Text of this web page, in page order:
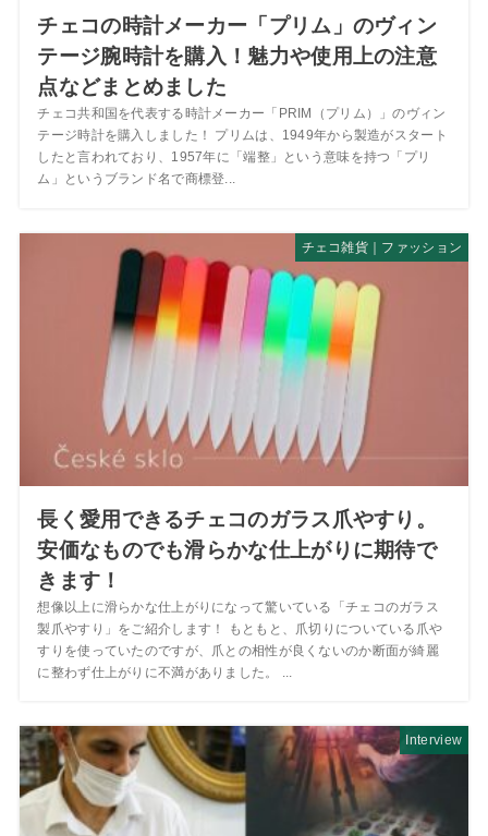
チェコの時計メーカー「プリム」のヴィン
テージ腕時計を購入！魅力や使用上の注意
点などまとめました
チェコ共和国を代表する時計メーカー「PRIM（プリム）」のヴィン
テージ時計を購入しました！ プリムは、1949年から製造がスタート
したと言われており、1957年に「端整」という意味を持つ「プリ
ム」というブランド名で商標登...
チェコ雑貨｜ファッション
長く愛用できるチェコのガラス爪やすり。
安価なものでも滑らかな仕上がりに期待で
きます！
想像以上に滑らかな仕上がりになって驚いている「チェコのガラス
製爪やすり」をご紹介します！ もともと、爪切りについている爪や
すりを使っていたのですが、爪との相性が良くないのか断面が綺麗
に整わず仕上がりに不満がありました。 ...
Interview